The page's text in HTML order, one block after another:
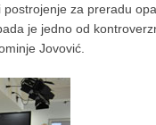
za preradu
je jedno od
Jovović.